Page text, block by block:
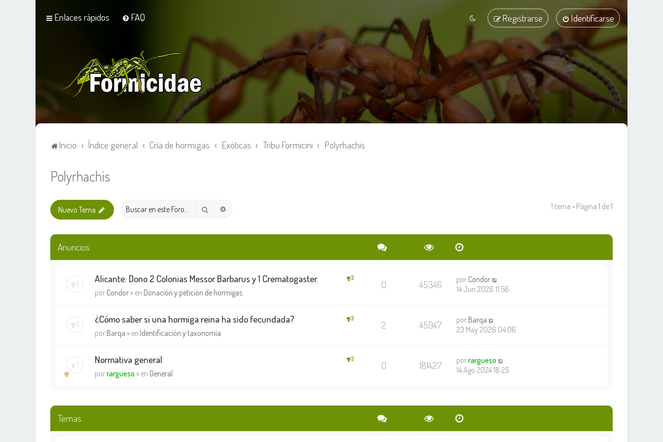
Enlaces rápidos FAQ Identificarse
Registrarse
Inicio Índice general Cría de hormigas Exóticas Tribu Formicini Polyrhachis
Polyrhachis
Nuevo Tema Buscar 1 tema • Página 1 de1
Anuncios
Alicante: Dono 2 Colonias Messor Barbarus y 1 Crematogaster.
por Condor» en Donación y petición de hormigas
0 45346 por Condor
14 Jun 2026 11:56
¿Cómo saber si una hormiga reina ha sido fecundada?
por Barqa » en Identificación y taxonomía
2 45947 por Barqa
23 May 2026 04:06
Normativa general
porrargueso » en General
0 181427 porrargueso
14 Ago 2024 18:25
Temas